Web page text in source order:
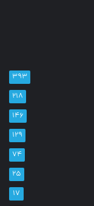
۳۹۳
۲۱۸
۱۴۶
۱۲۹
۷۴
۲۵
۱۷